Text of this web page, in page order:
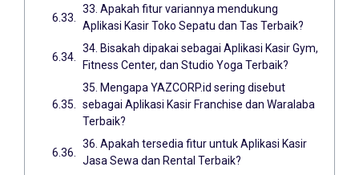
33. Apakah fitur variannya mendukung
Aplikasi Kasir Toko Sepatu dan Tas Terbaik?
34. Bisakah dipakai sebagai Aplikasi Kasir Gym,
Fitness Center, dan Studio Yoga Terbaik?
35. Mengapa YAZCORP.id sering disebut
sebagai Aplikasi Kasir Franchise dan Waralaba
Terbaik?
36. Apakah tersedia fitur untuk Aplikasi Kasir
Jasa Sewa dan Rental Terbaik?